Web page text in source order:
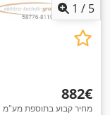
1 / 5
‏882 ‏€
מחיר קבוע בתוספת מע"מ